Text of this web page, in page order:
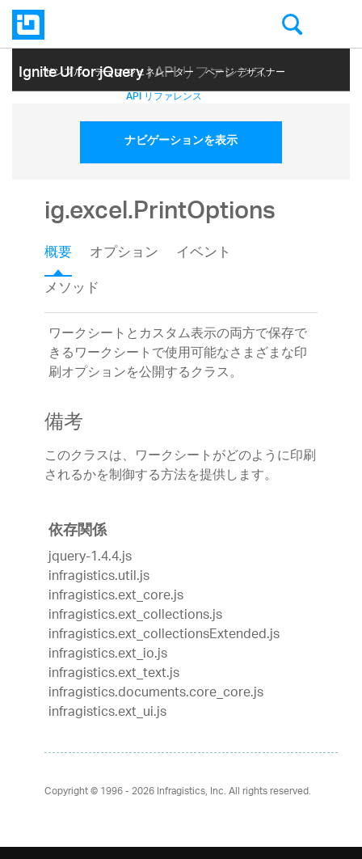
Ignite UI for jQuery| API リファレンス
サンプル テーマ ジェネレーター ページ デザイナー
ヘルプ トピック API リファレンス
ナビゲーションを表示
ig.excel.PrintOptions
概要 オプション
イベント
メソッド
ワークシートとカスタム表示の両方で保存で
きるワークシートで使用可能なさまざまな印
刷オプションを公開するクラス。
備考
このクラスは、ワークシートがどのように印刷
されるかを制御する方法を提供します。
依存関係
jquery-1.4.4.js
infragistics.util.js
infragistics.ext_core.js
infragistics.ext_collections.js
infragistics.ext_collectionsExtended.js
infragistics.ext_io.js
infragistics.ext_text.js
infragistics.documents.core_core.js
infragistics.ext_ui.js
Copyright © 1996 - 2026Infragistics, Inc. All rights reserved.